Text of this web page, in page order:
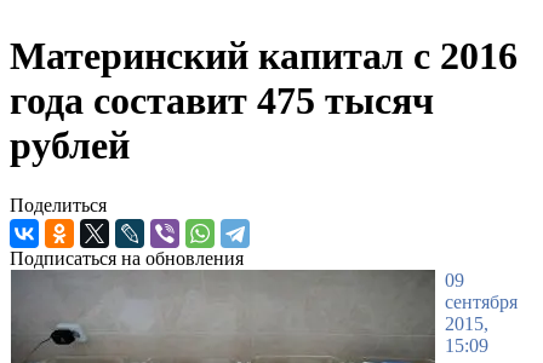
Материнский капитал с 2016
года составит 475 тысяч
рублей
Поделиться
Подписаться на обновления
09
сентября
2015,
15:09